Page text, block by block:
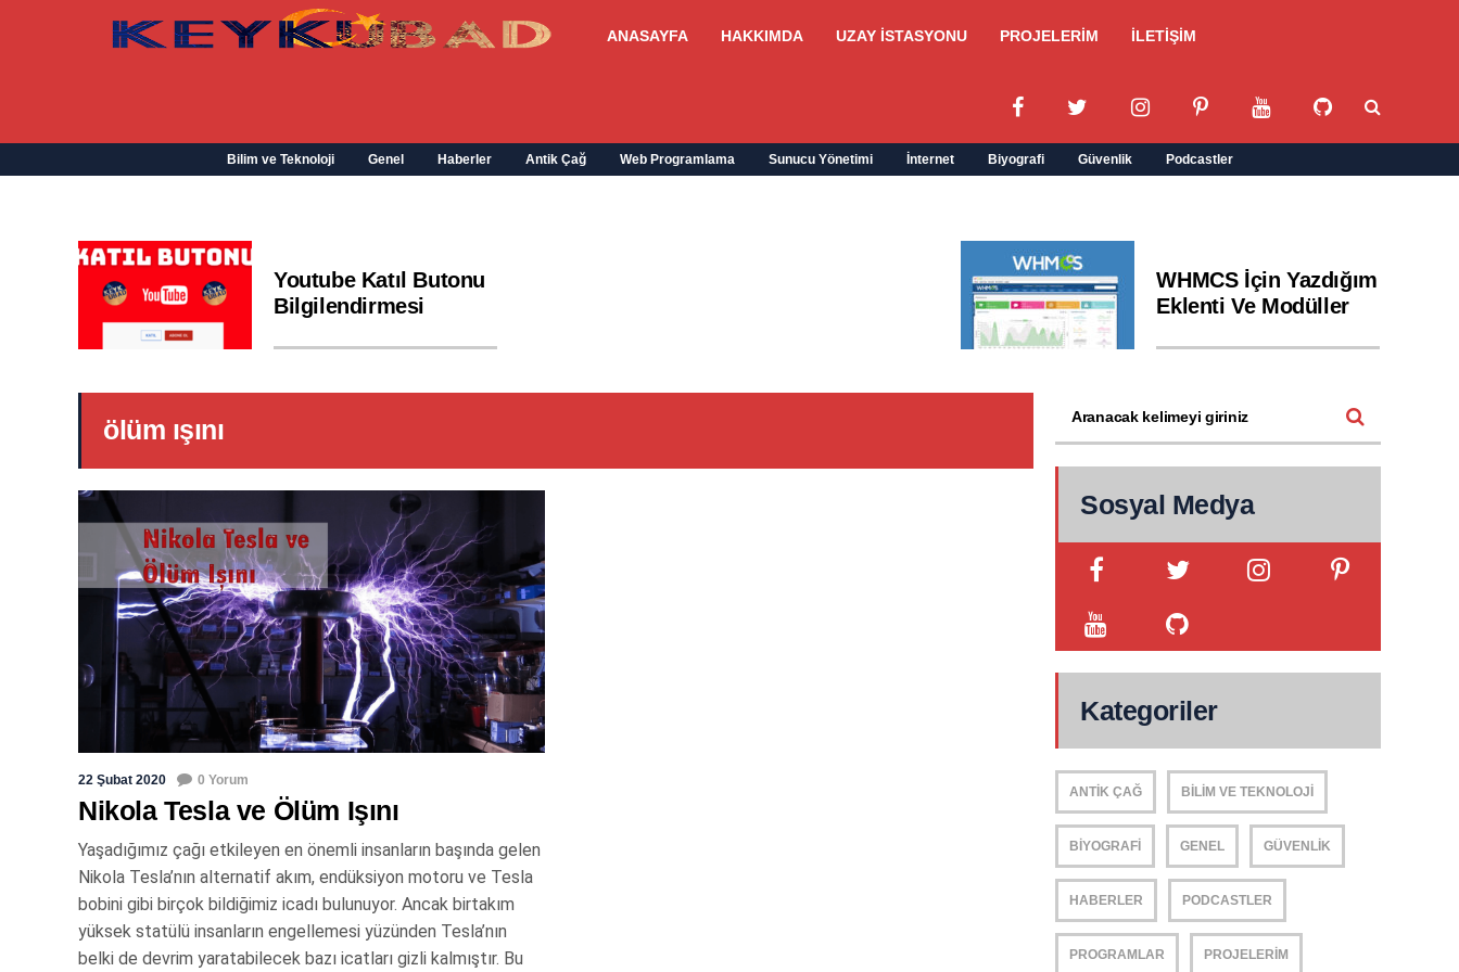
ANASAYFA HAKKIMDA UZAY İSTASYONU PROJELERİM İLETİŞİM
Bilim ve Teknoloji Genel Haberler Antik Çağ Web Programlama Sunucu Yönetimi İnternet Biyografi Güvenlik Podcastler
Youtube Katıl Butonu
Bilgilendirmesi
WHMCS İçin Yazdığım
Eklenti Ve Modüller
ölüm ışını
22 Şubat 2020 0 Yorum
Nikola Tesla ve Ölüm Işını
Yaşadığımız çağı etkileyen en önemli insanların başında gelen
Nikola Tesla’nın alternatif akım, endüksiyon motoru ve Tesla
bobini gibi birçok bildiğimiz icadı bulunuyor. Ancak birtakım
yüksek statülü insanların engellemesi yüzünden Tesla’nın
belki de devrim yaratabilecek bazı icatları gizli kalmıştır. Bu
Sosyal Medya
Kategoriler
ANTIK ÇAĞ BILIM VE TEKNOLOJI
BIYOGRAFI GENEL GÜVENLIK
HABERLER PODCASTLER
PROGRAMLAR PROJELERIM